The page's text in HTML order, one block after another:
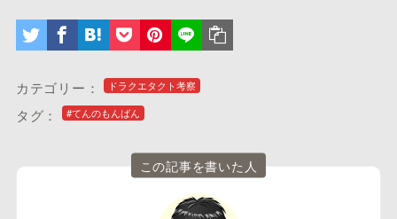
カテゴリー： ドラクエタクト考察
タグ： #てんのもんばん
この記事を書いた人